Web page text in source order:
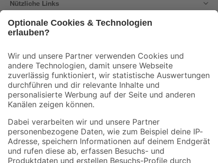
Nützliche Links
Der toom Newsletter: Keine Angebote und Aktionen mehr verpassen!
Zur Newsletter Anmeldung
Folge uns
Zahlungsarten Versandarten